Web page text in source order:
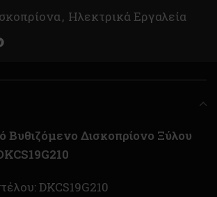
, Ηλεκτρικά Εργαλεία
Βυθιζόμενο Δισκοπρίονο Ξύλου
DKCS19G210